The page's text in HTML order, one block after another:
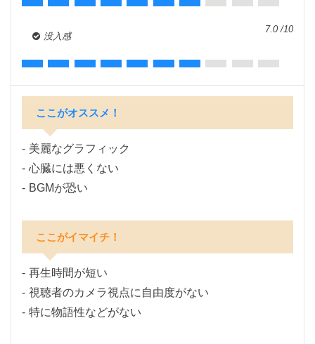
没入感
7.0 /10
ここがオススメ！
美麗なグラフィック
心臓には悪くない
BGMが恐い
ここがイマイチ！
再生時間が短い
視聴者のカメラ視点に自由度がない
特に物語性などがない